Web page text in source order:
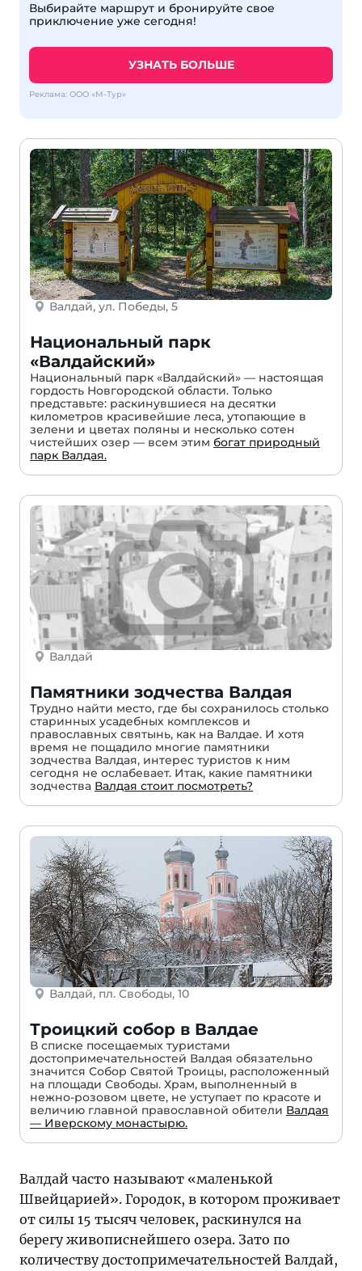
Выбирайте маршрут и бронируйте свое
приключение уже сегодня!
УЗНАТЬ БОЛЬШЕ
Реклама: ООО «М-Тур»
Валдай, ул. Победы, 5
Национальный парк
«Валдайский»
Национальный парк «Валдайский» — настоящая
гордость Новгородской области. Только
представьте: раскинувшиеся на десятки
километров красивейшие леса, утопающие в
зелени и цветах поляны и несколько сотен
чистейших озер — всем этим богат природный
парк Валдая.
Валдай
Памятники зодчества Валдая
Трудно найти место, где бы сохранилось столько
старинных усадебных комплексов и
православных святынь, как на Валдае. И хотя
время не пощадило многие памятники
зодчества Валдая, интерес туристов к ним
сегодня не ослабевает. Итак, какие памятники
зодчества Валдая стоит посмотреть?
Валдай, пл. Свободы, 10
Троицкий собор в Валдае
В списке посещаемых туристами
достопримечательностей Валдая обязательно
значится Собор Святой Троицы, расположенный
на площади Свободы. Храм, выполненный в
нежно-розовом цвете, не уступает по красоте и
величию главной православной обители Валдая
— Иверскому монастырю.
Валдай часто называют «маленькой
Швейцарией». Городок, в котором проживает
от силы 15 тысяч человек, раскинулся на
берегу живописнейшего озера. Зато по
количеству достопримечательностей Валдай,